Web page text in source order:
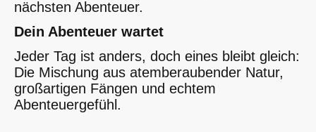
nächsten Abenteuer.
Dein Abenteuer wartet
Jeder Tag ist anders, doch eines bleibt gleich:
Die Mischung aus atemberaubender Natur,
großartigen Fängen und echtem
Abenteuergefühl.